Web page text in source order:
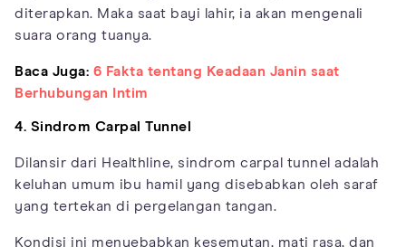
diterapkan. Maka saat bayi lahir, ia akan mengenali
suara orang tuanya.
Baca Juga: 6 Fakta tentang Keadaan Janin saat
Berhubungan Intim
4. Sindrom Carpal Tunnel
Dilansir dari Healthline, sindrom carpal tunnel adalah
keluhan umum ibu hamil yang disebabkan oleh saraf
yang tertekan di pergelangan tangan.
Kondisi ini menyebabkan kesemutan, mati rasa, dan